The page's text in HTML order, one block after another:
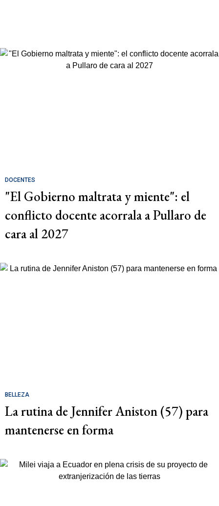
DOCENTES
"El Gobierno maltrata y miente": el
conflicto docente acorrala a Pullaro de
cara al 2027
BELLEZA
La rutina de Jennifer Aniston (57) para
mantenerse en forma